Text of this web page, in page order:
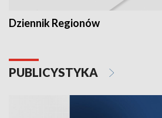
Dziennik Regionów
PUBLICYSTYKA